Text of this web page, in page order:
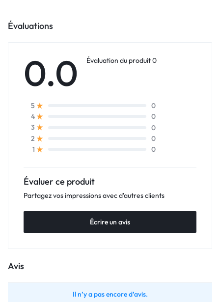
Évaluations
0.0 Évaluation du produit 0
5
0
4
0
3
0
2
0
1
0
Évaluer ce produit
Partagez vos impressions avec d'autres clients
Écrire un avis
Avis
Il n’y a pas encore d’avis.